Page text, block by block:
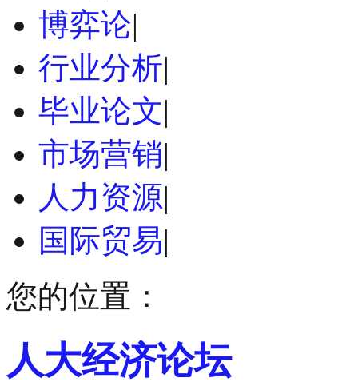
博弈论|
行业分析|
毕业论文|
市场营销|
人力资源|
国际贸易|
您的位置：
人大经济论坛